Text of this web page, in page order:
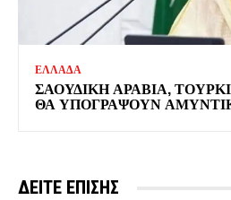
ΕΛΛΑΔΑ
ΣΑΟΥΔΙΚΗ ΑΡΑΒΙΑ,
ΘΑ ΥΠΟΓΡΑΨΟΥΝ
ΔΕΙΤΕ ΕΠΙΣΗΣ